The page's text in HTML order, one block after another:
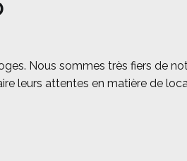
Nous sommes très fiers de
leurs attentes en matière de